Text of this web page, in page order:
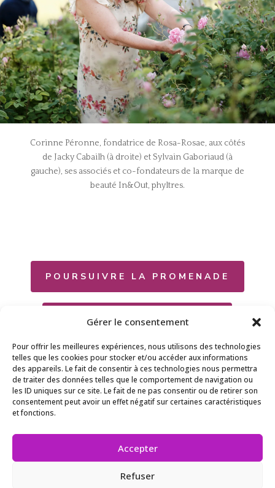
Gérer le consentement
Pour offrir les meilleures expériences, nous utilisons des technologies
telles que les cookies pour stocker et/ou accéder aux informations
des appareils. Le fait de consentir à ces technologies nous permettra
de traiter des données telles que le comportement de navigation ou
les ID uniques sur ce site. Le fait de ne pas consentir ou de retirer son
consentement peut avoir un effet négatif sur certaines caractéristiques
et fonctions.
Accepter
Refuser
Corinne Péronne, fondatrice de Rosa-Rosae, aux côtés
de Jacky Cabailh (à droite) et Sylvain Gaboriaud (à
gauche), ses associés et co-fondateurs de la marque de
beauté In&Out, phyltres.
POURSUIVRE LA PROMENADE
RETOURNER À L'ACCUEIL